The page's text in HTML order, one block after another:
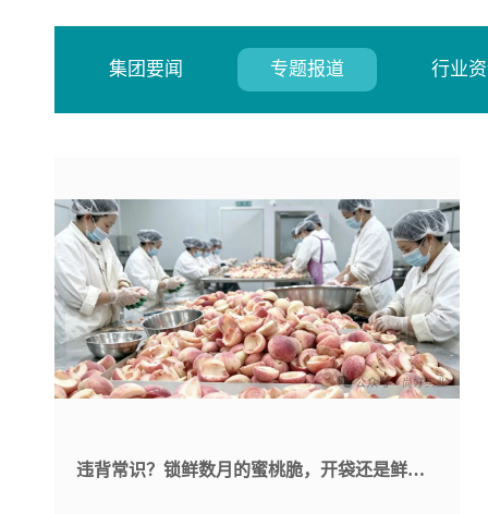
集团要闻 专题报道 行业
违背常识？锁鲜数月的蜜桃脆，开袋还是鲜桃味！